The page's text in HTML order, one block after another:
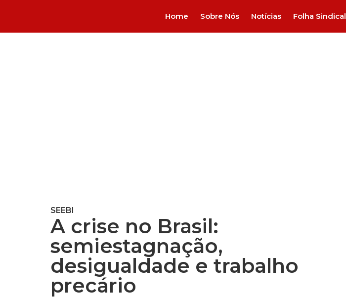
Home Sobre Nós Notícias Folha Sindical
SEEBI
A crise no Brasil:
semiestagnação,
desigualdade e trabalho
precário